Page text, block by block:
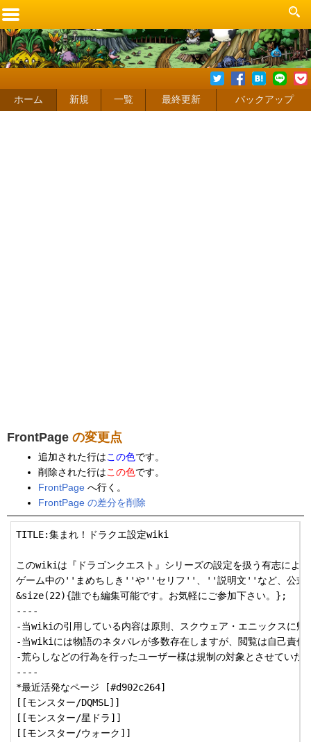
ホーム 新規 一覧 最終更新 バックアップ
FrontPage の変更点
追加された行はこの色です。
削除された行はこの色です。
FrontPage へ行く。
FrontPage の差分を削除
TITLE:集まれ！ドラクエ設定wiki
このwikiは『ドラゴンクエスト』シリーズの設定を扱う有志によ
ゲーム中の''まめちしき''や''セリフ''、''説明文''など、公式情
&size(22){誰でも編集可能です。お気軽にご参加下さい。};
----
-当wikiの引用している内容は原則、スクウェア・エニックスに帰
-当wikiには物語のネタバレが多数存在しますが、閲覧は自己責任
-荒らしなどの行為を行ったユーザー様は規制の対象とさせていた
----
*最近活発なページ [#d902c264]
[[モンスター/DQMSL]]
[[モンスター/星ドラ]]
[[モンスター/ウォーク]]